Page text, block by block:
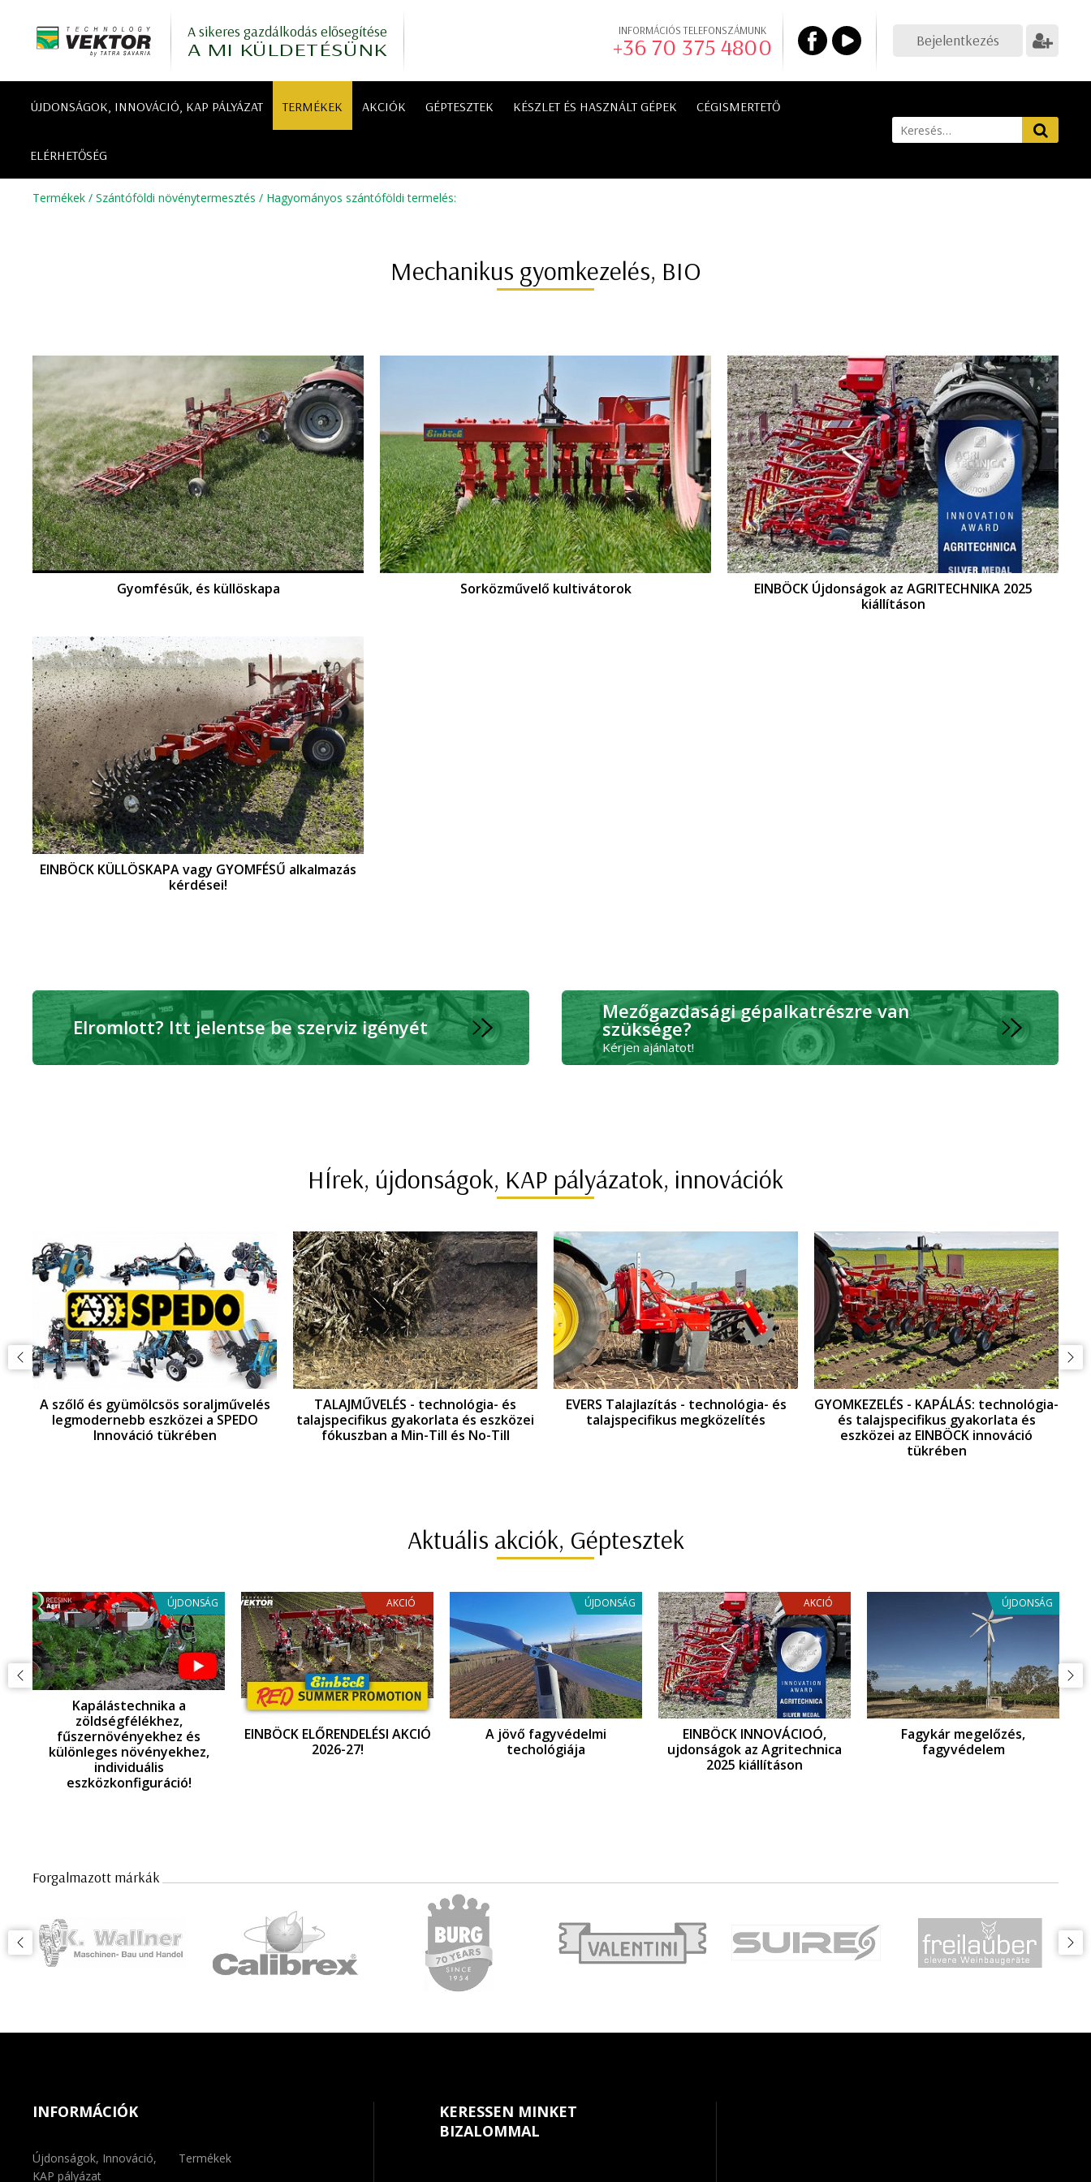
A sikeres gazdálkodás elősegítése
A MI KÜLDETÉSÜNK
INFORMÁCIÓS TELEFONSZÁMUNK
+36 70 375 4800 Bejelentkezés
ÚJDONSÁGOK, INNOVÁCIÓ, KAP PÁLYÁZAT TERMÉKEK AKCIÓK GÉPTESZTEK KÉSZLET ÉS HASZNÁLT GÉPEK CÉGISMERTETŐ
ELÉRHETŐSÉG
Termékek / Szántóföldi növénytermesztés / Hagyományos szántóföldi termelés:
Mechanikus gyomkezelés, BIO
Gyomfésűk, és küllöskapa Sorközművelő kultivátorok
EINBÖCK Újdonságok az AGRITECHNIKA 2025
kiállításon
EINBÖCK KÜLLÖSKAPA vagy GYOMFÉSŰ alkalmazás
kérdései!
Elromlott? Itt jelentse be szerviz igényét
Mezőgazdasági gépalkatrészre van
szüksége?
Kérjen ajánlatot!
HÍrek, újdonságok, KAP pályázatok, innovációk
A szőlő és gyümölcsös soraljművelés
legmodernebb eszközei a SPEDO
Innováció tükrében
TALAJMŰVELÉS - technológia- és
talajspecifikus gyakorlata és eszközei
fókuszban a Min-Till és No-Till
EVERS Talajlazítás - technológia- és
talajspecifikus megközelítés
GYOMKEZELÉS - KAPÁLÁS: technológia-
és talajspecifikus gyakorlata és
eszközei az EINBÖCK innováció
tükrében
Aktuális akciók, Géptesztek
ÚJDONSÁG
Kapálástechnika a
zöldségfélékhez,
fűszernövényekhez és
különleges növényekhez,
individuális
eszközkonfiguráció!
AKCIÓ
EINBÖCK ELŐRENDELÉSI AKCIÓ
2026-27!
ÚJDONSÁG
A jövő fagyvédelmi
techológiája
AKCIÓ
EINBÖCK INNOVÁCIOÓ,
ujdonságok az Agritechnica
2025 kiállításon
ÚJDONSÁG
Fagykár megelőzés,
fagyvédelem
Forgalmazott márkák
INFORMÁCIÓK
Újdonságok, Innováció,
KAP pályázat
Termékek
KERESSEN MINKET
BIZALOMMAL